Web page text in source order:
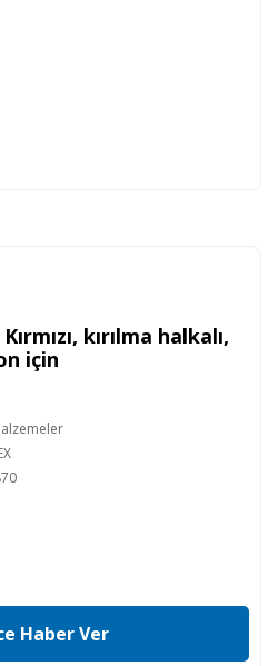
kırılma halkalı,
için
Haber Ver